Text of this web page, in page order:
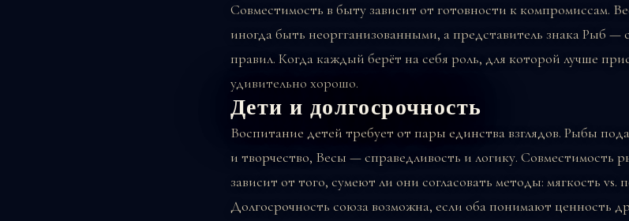
Совместимость в быту зависит от готовности к компромиссам.
иногда быть неоргганизованными, а представитель знака Рыб —
правил. Когда каждый берёт на себя роль, для которой лучше
удивительно хорошо.
Дети и долгосрочность
Воспитание детей требует от пары единства взглядов. Рыбы
и творчество, Весы — справедливость и логику. Совместимость
зависит от того, сумеют ли они согласовать методы: мягкость vs.
Долгосрочность союза возможна, если оба понимают ценность